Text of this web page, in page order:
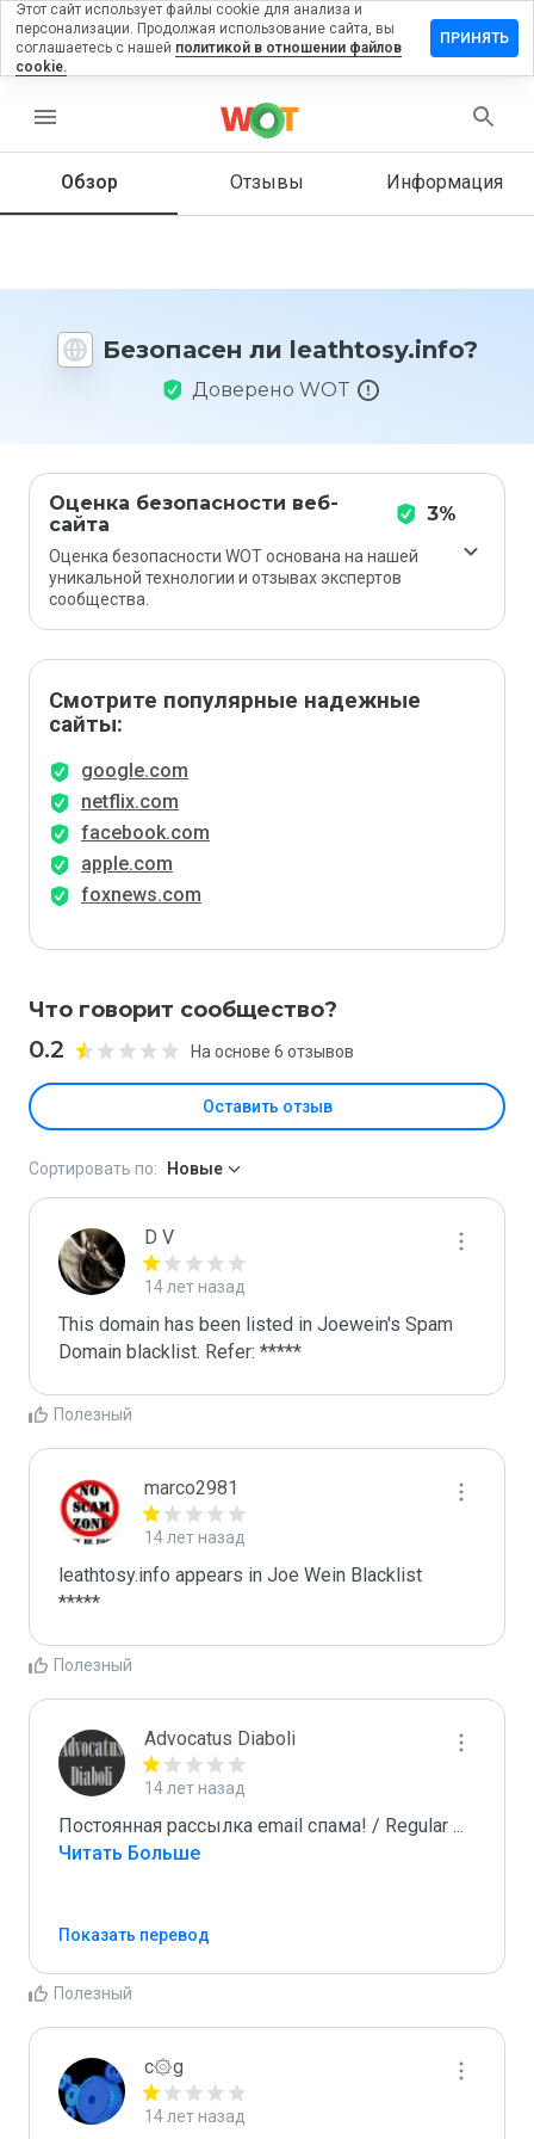
menu
Обзор Отзывы Информация
Безопасен ли leathtosy.info?
Доверено WOT
Оценка безопасности веб-
сайта
3%
Оценка безопасности WOT основана на нашей
уникальной технологии и отзывах экспертов
сообщества.
Смотрите популярные надежные
сайты:
google.com
netflix.com
facebook.com
apple.com
foxnews.com
Что говорит сообщество?
0.2 На основе 6 отзывов
Оставить отзыв
на
Как бы
этот
1 до 5?
Сортировать по: Новые
D V
14 лет назад
This domain has been listed in Joewein's Spam
Domain blacklist. Refer: *****
Полезный
marco2981
14 лет назад
leathtosy.info appears in Joe Wein Blacklist
*****
Полезный
Advocatus Diaboli
14 лет назад
Постоянная рассылка email спама! / Regular ...
Читать Больше
Показать перевод
Полезный
c۞g
14 лет назад
Этот сайт использует файлы cookie для анализа и
персонализации. Продолжая использование сайта, вы
соглашаетесь с нашей политикой в отношении файлов
cookie.
ПРИНЯТЬ